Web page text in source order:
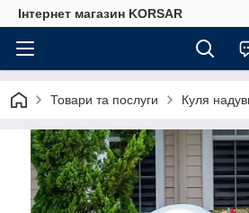
Iнтернет магазин KORSAR
Товари та послуги Куля